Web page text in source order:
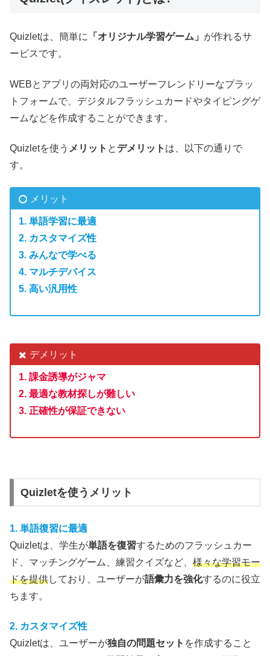
Quizletは、簡単に 「オリジナル学習ゲーム」 が作れるサ
ービスです。
WEBとアプリの両対応のユーザーフレンドリーなプラッ
トフォームで、デジタルフラッシュカードやタイピングゲ
ームなどを作成することができます。
Quizletを使う メリット と デメリット は、以下の通りで
す。
メリット
1. 単語学習に最適
2. カスタマイズ性
3. みんなで学べる
4. マルチデバイス
5. 高い汎用性
デメリット
1. 課金誘導がジャマ
2. 最適な教材探しが難しい
3. 正確性が保証できない
Quizletを使うメリット
1. 単語復習に最適
Quizletは、学生が単語を復習するためのフラッシュカー
ド、マッチングゲーム、練習クイズなど、 様々な学習モー
ドを提供しており、ユーザーが語彙力を強化するのに役立
ちます。
2. カスタマイズ性
Quizletは、ユーザーが独自の問題セット を作成すること